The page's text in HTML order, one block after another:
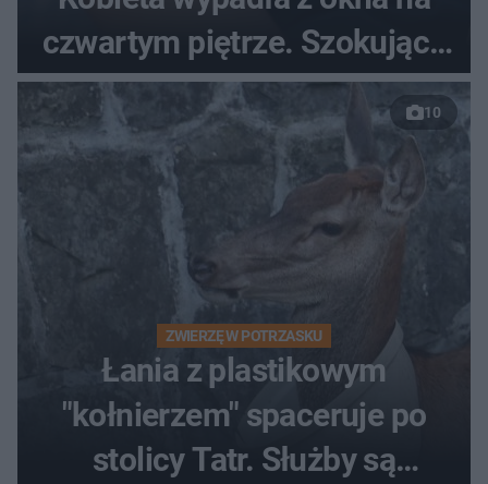
czwartym piętrze. Szokujące
nagranie trafiło do sieci
10
ZWIERZĘ W POTRZASKU
Łania z plastikowym
"kołnierzem" spaceruje po
stolicy Tatr. Służby są